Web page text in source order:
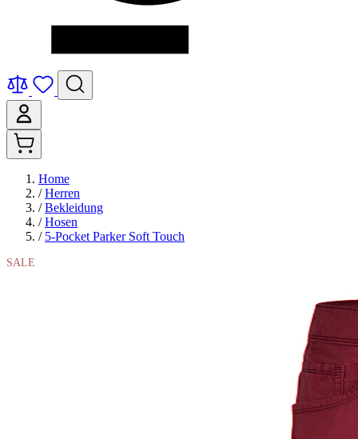
Home
/ Herren
/ Bekleidung
/ Hosen
/ 5-Pocket Parker Soft Touch
SALE